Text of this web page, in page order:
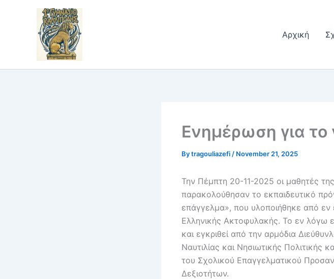
Αρχική
Ενημέρωση για το
Bytragouliazefi / November 21, 2025
Την Πέμπτη 20-11-2025 οι μαθητές
παρακολούθησαν το εκπαιδευτικό
επάγγελμα», που υλοποιήθηκε από εν
Ελληνικής Ακτοφυλακής. Το εν λόγω
και εγκριθεί από την αρμόδια
Ναυτιλίας και Νησιωτικής Πολιτικής
του Σχολικού Επαγγελματικού
Δεξιοτήτων.